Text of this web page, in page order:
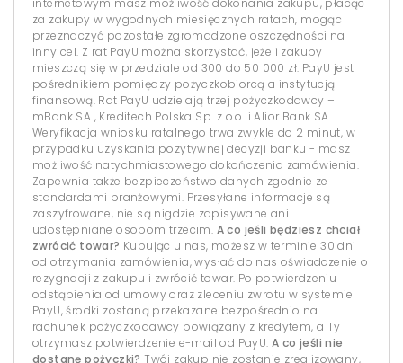
internetowym masz możliwość dokonania zakupu, płacąc
za zakupy w wygodnych miesięcznych ratach, mogąc
przeznaczyć pozostałe zgromadzone oszczędności na
inny cel. Z rat PayU można skorzystać, jeżeli zakupy
mieszczą się w przedziale od 300 do 50 000 zł. PayU jest
pośrednikiem pomiędzy pożyczkobiorcą a instytucją
finansową. Rat PayU udzielają trzej pożyczkodawcy –
mBank SA , Kreditech Polska Sp. z o.o. i Alior Bank SA.
Weryfikacja wniosku ratalnego trwa zwykle do 2 minut, w
przypadku uzyskania pozytywnej decyzji banku - masz
możliwość natychmiastowego dokończenia zamówienia.
Zapewnia także bezpieczeństwo danych zgodnie ze
standardami branżowymi. Przesyłane informacje są
zaszyfrowane, nie są nigdzie zapisywane ani
udostępniane osobom trzecim. A co jeśli będziesz chciał
zwrócić towar? Kupując u nas, możesz w terminie 30 dni
od otrzymania zamówienia, wysłać do nas oświadczenie o
rezygnacji z zakupu i zwrócić towar. Po potwierdzeniu
odstąpienia od umowy oraz zleceniu zwrotu w systemie
PayU, środki zostaną przekazane bezpośrednio na
rachunek pożyczkodawcy powiązany z kredytem, a Ty
otrzymasz potwierdzenie e-mail od PayU. A co jeśli nie
dostanę pożyczki? Twój zakup nie zostanie zrealizowany,